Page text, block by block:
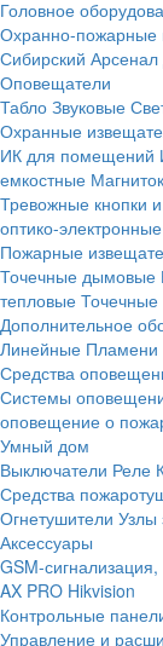
Головное
Охранно-пожарные
Сибирский Арсенал
Оповещатели
Табло Звуковые
Охранные
ИК для помещений
емкостные
Тревожные кнопки
оптико-электронные
Пожарные
Точечные дымовые
тепловые
Дополнительное
Линейные Пламени
Средства
Системы
оповещение о
Умный дом
Выключатели Реле
Средства
Огнетушители Узлы
Аксессуары
GSM-
AX PRO Hikvision
Контрольные
Управление и